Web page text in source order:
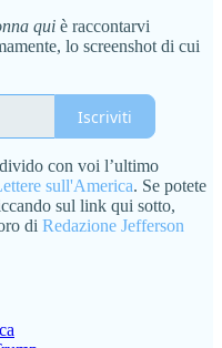
qui è raccontarvi
lo screenshot di cui
Iscriviti
con voi l’ultimo
sull'America. Se potete
sul link qui sotto,
di Redazione Jefferson